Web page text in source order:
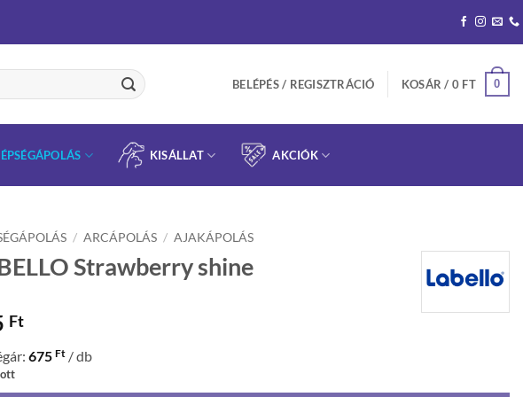
BELÉPÉS / REGISZTRÁCIÓ KOSÁR / 0 FT 0
KISÁLLAT AKCIÓK
/ ARCÁPOLÁS / AJAKÁPOLÁS
Strawberry shine
Ft
675 Ft / db